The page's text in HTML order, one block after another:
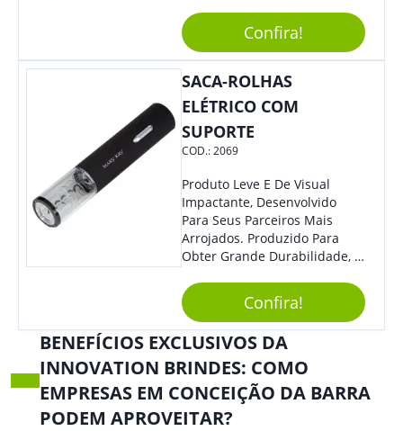
Sua Empresa Em Eventos,
Reuniões Corporativas Ou Até
Mesmo Para Presentear
Colaboradores.
Confira!
SACA-ROLHAS
ELÉTRICO COM
SUPORTE
COD.:2069
Produto Leve E De Visual
Impactante, Desenvolvido
Para Seus Parceiros Mais
Arrojados. Produzido Para
Obter Grande Durabilidade, É
Sua Marca De Forma Estilosa,
Agregando Valor Para Sua
Empresa Em Eventos.
Confira!
BENEFÍCIOS EXCLUSIVOS DA
INNOVATION BRINDES: COMO
EMPRESAS EM CONCEIÇÃO DA BARRA
PODEM APROVEITAR?